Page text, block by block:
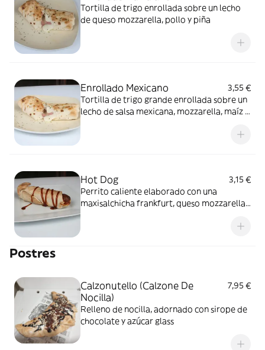
Tortilla de trigo enrollada sobre un lecho
de queso mozzarella, pollo y piña
Enrollado Mexicano
3,55 €
Tortilla de trigo grande enrollada sobre un
lecho de salsa mexicana, mozzarella, maíz y
Hot Dog
3,15 €
Perrito caliente elaborado con una
maxisalchicha frankfurt, queso mozzarella
Postres
Calzonutello (Calzone De
Nocilla)
7,95 €
Relleno de nocilla, adornado con sirope de
chocolate y azúcar glass